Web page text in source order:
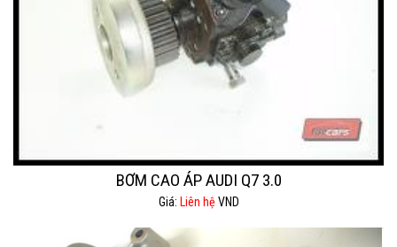
BƠM CAO ÁP AUDI Q7 3.0
Giá: Liên hệ VND